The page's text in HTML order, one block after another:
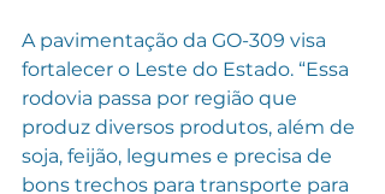
A pavimentação da GO-309 visa
fortalecer o Leste do Estado. “Essa
rodovia passa por região que
produz diversos produtos, além de
soja, feijão, legumes e precisa de
bons trechos para transporte para